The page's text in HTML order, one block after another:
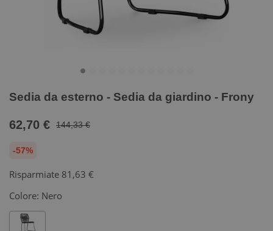
Sedia da esterno - Sedia da giardino - Frony
62,70 € 144,33 €
-57%
Risparmiate 81,63 €
Colore: Nero